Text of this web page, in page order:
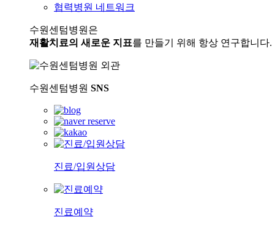
협력병원 네트워크
수원센텀병원은
재활치료의 새로운 지표를 만들기 위해 항상 연구합니다.
수원센텀병원 SNS
진료/입원상담
진료예약